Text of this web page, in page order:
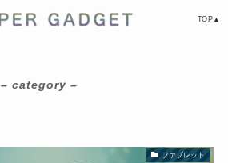
TOP▲
– category –
ファブレット